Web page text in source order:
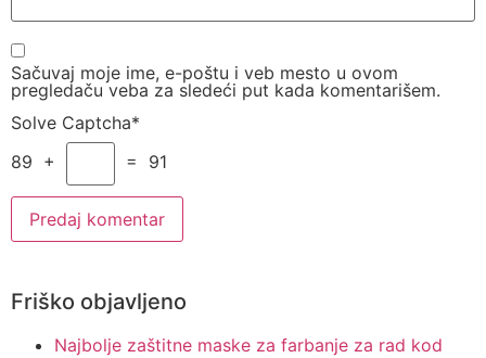
Sačuvaj moje ime, e-poštu i veb mesto u ovom
pregledaču veba za sledeći put kada komentarišem.
Solve Captcha*
89 +
= 91
Friško objavljeno
Najbolje zaštitne maske za farbanje za rad kod